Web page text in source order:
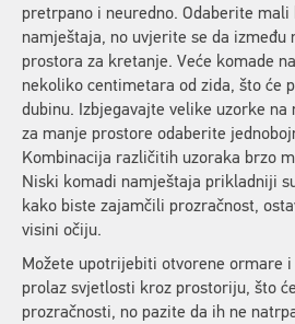
pretrpano i neuredno. Odaberite mali
namještaja, no uvjerite se da između
prostora za kretanje. Veće komade
nekoliko centimetara od zida, što će
dubinu. Izbjegavajte velike uzorke
za manje prostore odaberite
Kombinacija različitih uzoraka brzo
Niski komadi namještaja prikladniji
kako biste zajamčili prozračnost,
visini očiju.
Možete upotrijebiti otvorene ormare
prolaz svjetlosti kroz prostoriju, što
prozračnosti, no pazite da ih ne